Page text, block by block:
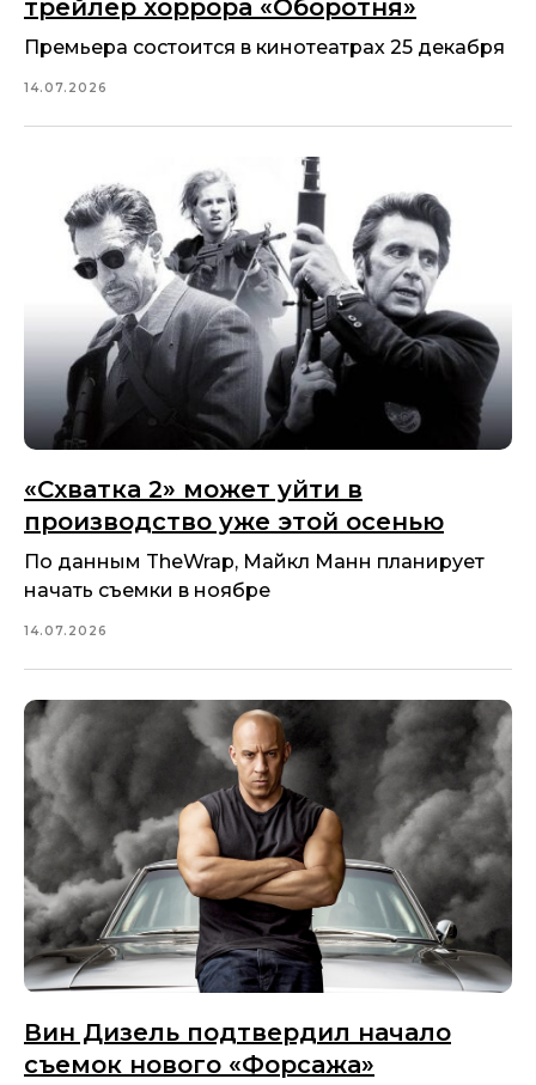
трейлер хоррора «Оборотня»
Премьера состоится в кинотеатрах 25 декабря
14.07.2026
«Схватка 2» может уйти в
производство уже этой осенью
По данным TheWrap, Майкл Манн планирует
начать съемки в ноябре
14.07.2026
Вин Дизель подтвердил начало
съемок нового «Форсажа»